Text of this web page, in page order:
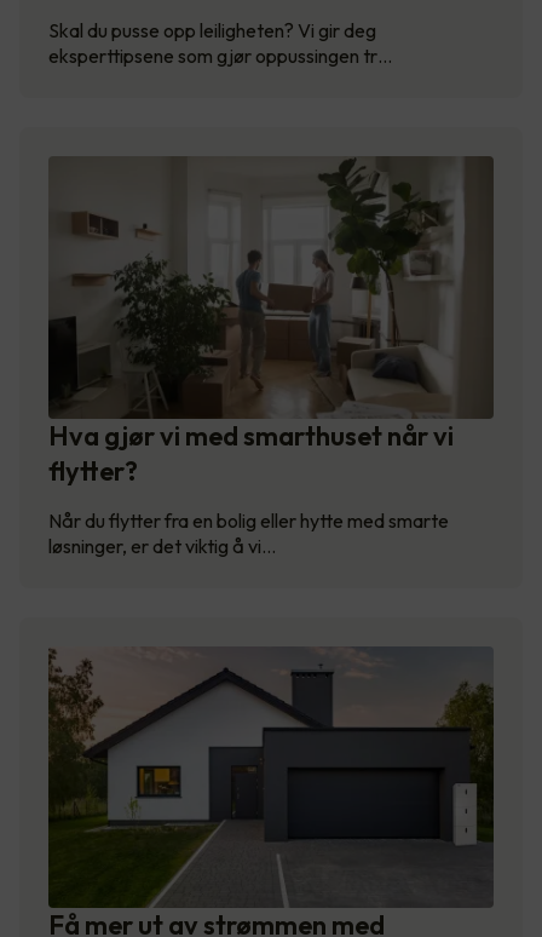
Skal du pusse opp leiligheten? Vi gir deg
eksperttipsene som gjør oppussingen tr…
Hva gjør vi med smarthuset når vi
flytter?
Når du flytter fra en bolig eller hytte med smarte
løsninger, er det viktig å vi…
Få mer ut av strømmen med